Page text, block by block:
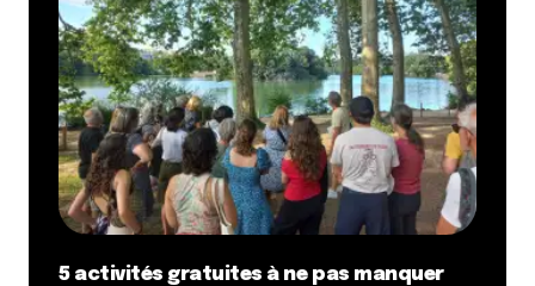
5 activités gratuites à ne pas manquer